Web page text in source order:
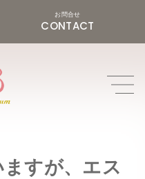
CONTACT
すが、エス